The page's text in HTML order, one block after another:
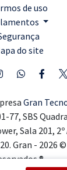
de uso
do site
Gran
77, SBS
Sala 201, 2º
Gran - 2026
®